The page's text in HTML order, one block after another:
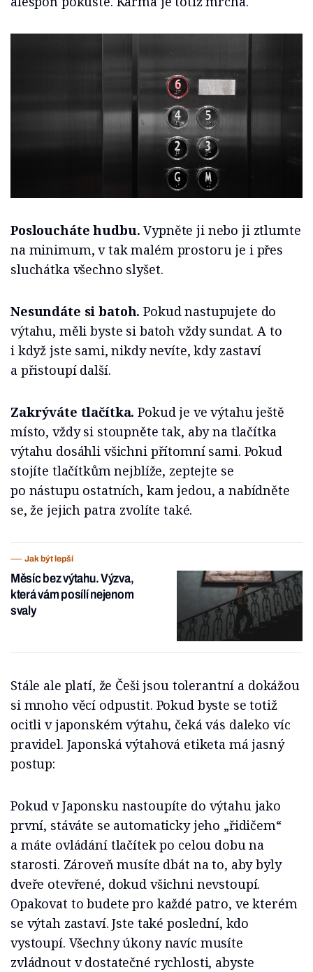
Posloucháte hudbu. Vypněte ji nebo ji ztlumte
na minimum, v tak malém prostoru je i přes
sluchátka všechno slyšet.
Nesundáte si batoh. Pokud nastupujete do
výtahu, měli byste si batoh vždy sundat. A to
i když jste sami, nikdy nevíte, kdy zastaví
a přistoupí další.
Zakrýváte tlačítka.Pokud je ve výtahu ještě
místo, vždy si stoupněte tak, aby na tlačítka
výtahu dosáhli všichni přítomní sami. Pokud
stojíte tlačítkům nejblíže, zeptejte se
po nástupu ostatních, kam jedou, a nabídněte
se, že jejich patra zvolíte také.
Jak být lepší
Měsíc bez výtahu. Výzva,
která vám posílí nejenom
svaly
Stále ale platí, že Češi jsou tolerantní a dokážou
si mnoho věcí odpustit. Pokud byste se totiž
ocitli v japonském výtahu, čeká vás daleko víc
pravidel. Japonská výtahová etiketa má jasný
postup:
Pokud v Japonsku nastoupíte do výtahu jako
první, stáváte se automaticky jeho „řidičem“
a máte ovládání tlačítek po celou dobu na
starosti. Zároveň musíte dbát na to, aby byly
dveře otevřené, dokud všichni nevstoupí.
Opakovat to budete pro každé patro, ve kterém
se výtah zastaví. Jste také poslední, kdo
vystoupí. Všechny úkony navíc musíte
zvládnout v dostatečné rychlosti, abyste